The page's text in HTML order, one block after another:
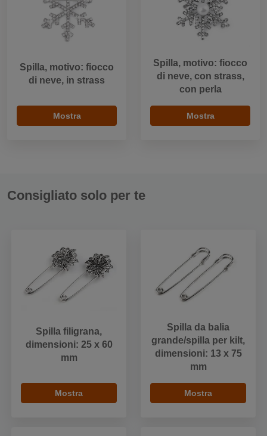
Spilla, motivo: fiocco
di neve, in strass
Mostra
Spilla, motivo: fiocco
di neve, con strass,
con perla
Mostra
Consigliato solo per te
Spilla filigrana,
dimensioni: 25 x 60
mm
Mostra
Spilla da balia
grande/spilla per kilt,
dimensioni: 13 x 75
mm
Mostra